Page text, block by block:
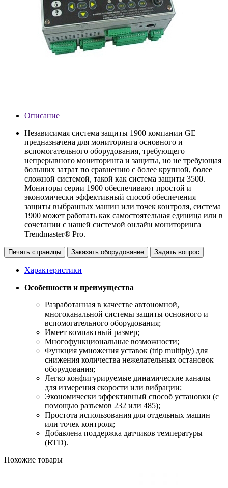
Описание
Независимая система защиты 1900 компании GE
предназначена для мониторинга основного и
вспомогательного оборудования, требующего
непрерывного мониторинга и защиты, но не требующая
больших затрат по сравнению с более крупной, более
сложной системой, такой как система защиты 3500.
Мониторы серии 1900 обеспечивают простой и
экономически эффективный способ обеспечения
защиты выбранных машин или точек контроля, система
1900 может работать как самостоятельная единица или в
сочетании с нашей системой онлайн мониторинга
Trendmaster® Pro.
Печать страницы Заказать оборудование Задать вопрос
Характеристики
Особенности и преимущества
Разработанная в качестве автономной,
многоканальной системы защиты основного и
вспомогательного оборудования;
Имеет компактный размер;
Многофункциональные возможности;
Функция умножения уставок (trip multiply) для
снижения количества нежелательных остановок
оборудования;
Легко конфигурируемые динамические каналы
для измерения скорости или вибрации;
Экономически эффективный способ установки (с
помощью разъемов 232 или 485);
Простота использования для отдельных машин
или точек контроля;
Добавлена поддержка датчиков температуры
(RTD).
Похожие товары